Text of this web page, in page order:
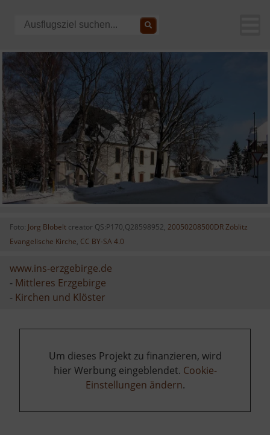
Foto: Jörg Blobelt creator QS:P170,Q28598952, 20050208500DR Zöblitz
Evangelische Kirche, CC BY-SA 4.0
www.ins-erzgebirge.de
- Mittleres Erzgebirge
- Kirchen und Klöster
Um dieses Projekt zu finanzieren, wird
hier Werbung eingeblendet. Cookie-
Einstellungen ändern.